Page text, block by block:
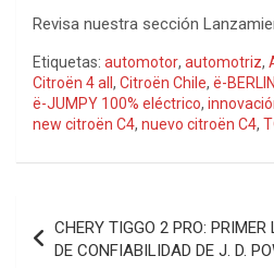
Revisa nuestra sección
Etiquetas: automotor, automotriz,
Citroën 4 all , Citroën Chile, ë-
ë-JUMPY 100% eléctrico,
new citroën C4, nuevo citroën C4,
de
CHERY TIGGO 2 PRO:
DE CONFIABILIDAD DE J. D.